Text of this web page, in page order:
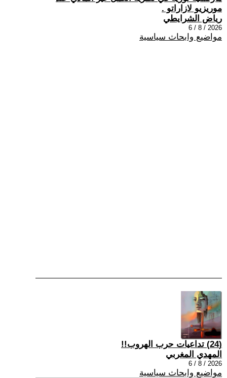
موريزيو لازاراتو .
رياض الشرايطي
2026 / 8 / 6
مواضيع وابحاث سياسية
(24) تداعيات حرب الهروب!!
المهدي المغربي
2026 / 8 / 6
مواضيع وابحاث سياسية